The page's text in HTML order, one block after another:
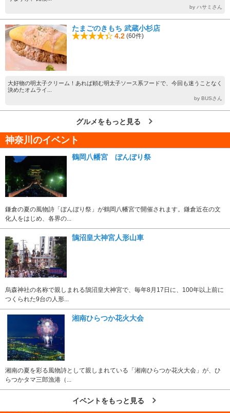
by ハサミさん
たまごのきもち 武蔵小杉店
4.2 (60件)
大好物の明太子クリーム！あれば頼む明太子ソース系フードで、今回も迷うことなく
決めたオムライ...
by BUSさん
グルメをもっと見る
神奈川のイベント
鶴岡八幡宮 ぼんぼり祭
鎌倉の夏の風物詩「ぼんぼり祭」が鶴岡八幡宮で開催されます。鎌倉近在の文
化人をはじめ、各界の...
鵠沼皇大神宮人形山車
烏森神社の名称で親しまれる鵠沼皇大神宮で、毎年8月17日に、100年以上前に
つくられた9台の人形...
湘南ひらつか花火大会
湘南の夏を彩る風物詩として親しまれている「湘南ひらつか花火大会」が、ひ
らつかタマ三郎漁港（...
イベントをもっと見る